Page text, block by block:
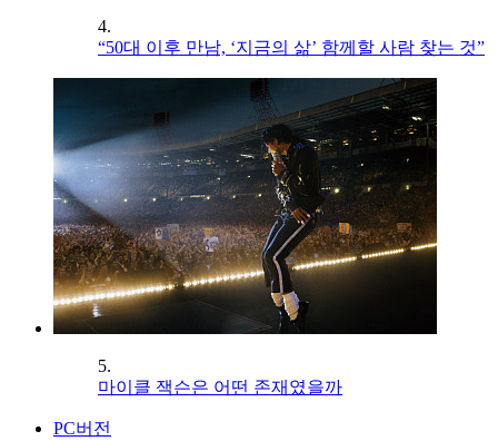
4.
“50대 이후 만남, ‘지금의 삶’ 함께할 사람 찾는 것”
5.
마이클 잭슨은 어떤 존재였을까
PC버전